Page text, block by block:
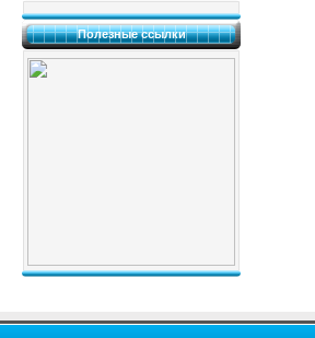
Полезные ссылки